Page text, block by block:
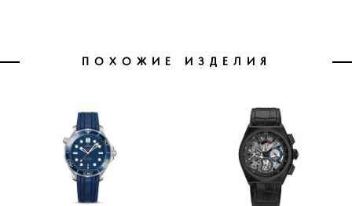
ПОХОЖИЕ ИЗДЕЛИЯ